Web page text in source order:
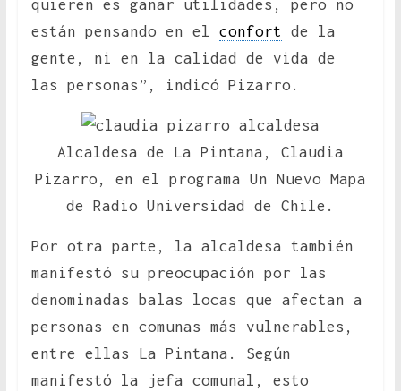
quieren es ganar utilidades, pero no
están pensando en el confort de la
gente, ni en la calidad de vida de
las personas”, indicó Pizarro.
Alcaldesa de La Pintana, Claudia
Pizarro, en el programa Un Nuevo Mapa
de Radio Universidad de Chile.
Por otra parte, la alcaldesa también
manifestó su preocupación por las
denominadas balas locas que afectan a
personas en comunas más vulnerables,
entre ellas La Pintana. Según
manifestó la jefa comunal, esto